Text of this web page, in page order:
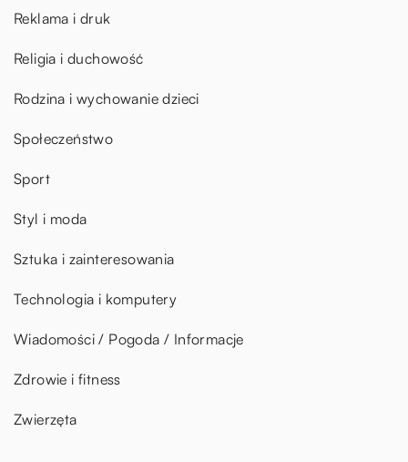
Reklama i druk
Religia i duchowość
Rodzina i wychowanie dzieci
Społeczeństwo
Sport
Styl i moda
Sztuka i zainteresowania
Technologia i komputery
Wiadomości / Pogoda / Informacje
Zdrowie i fitness
Zwierzęta